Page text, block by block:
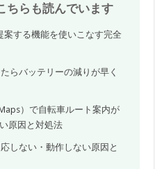
ちらも読んでいます
案する機能を使いこなす完全
らバッテリーの減りが早く
）で自転車ルート案内が
原因と対処法
しない・動作しない原因と